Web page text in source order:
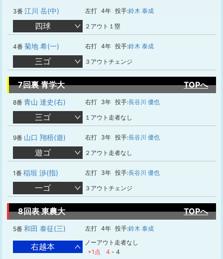
3番 江川 岳(中) 左打 4年 投手:鈴木 泰成
四球 ２アウト１塁
4番 菊地 希(一) 右打 4年 投手:鈴木 泰成
三ゴ ３アウトチェンジ
7回裏 青学大 TOPへ
8番 青山 達史(右) 右打 3年 投手:長谷川 優也
三ゴ １アウト走者なし
9番 山口 翔梧(遊) 右打 3年 投手:長谷川 優也
遊ゴ ２アウト走者なし
1番 稲垣 渉(指) 左打 3年 投手:長谷川 優也
一ゴ ３アウトチェンジ
8回表 東農大 TOPへ
5番 和田 泰征(三) 左打 4年 投手:鈴木 泰成
右越本
ノーアウト走者なし
+1点
4 - 4